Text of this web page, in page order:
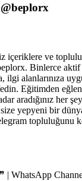
içeriklere ve
Binlerce aktif
alanlarınıza
Eğitimden
aradığınız her
yepyeni bir
topluluğunu